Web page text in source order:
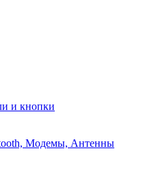
и кнопки
Модемы, Антенны